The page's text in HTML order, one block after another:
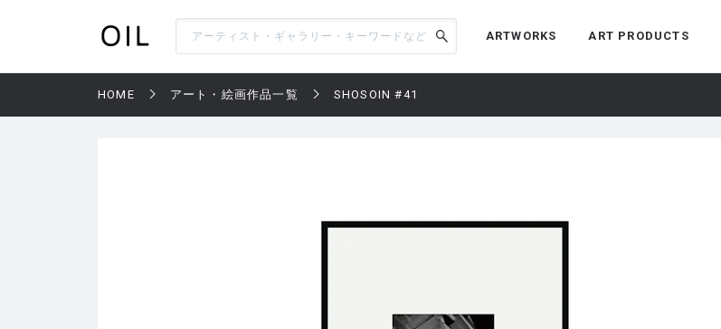
ARTWORKS ART PRODUCTS
HOME アート・絵画作品一覧 SHOSOIN #41